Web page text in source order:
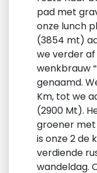
pad met
onze lunch
(3854 mt)
we verder af
wenkbrauw
genaamd.
Km, tot we
(2900 Mt).
groener
is onze 2 de
verdiende
wandeldag.